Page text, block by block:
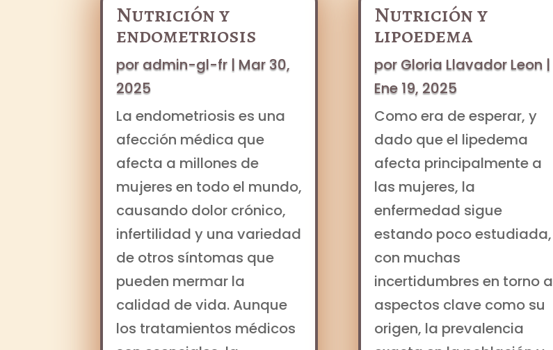
Nutrición y
endometriosis
poradmin-gl-fr |Mar 30,
2025
La endometriosis es una
afección médica que
afecta a millones de
mujeres en todo el mundo,
causando dolor crónico,
infertilidad y una variedad
de otros síntomas que
pueden mermar la
calidad de vida. Aunque
los tratamientos médicos
Nutrición y
lipoedema
porGloria Llavador Leon |
Ene 19, 2025
Como era de esperar, y
dado que el lipedema
afecta principalmente a
las mujeres, la
enfermedad sigue
estando poco estudiada,
con muchas
incertidumbres en torno a
aspectos clave como su
origen, la prevalencia